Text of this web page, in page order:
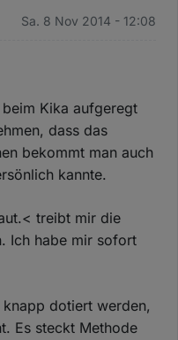
Sa. 8 Nov 2014 - 12:08
Kika aufgeregt
dass das
bekommt man auch
kannte.
treibt mir die
Ich habe mir sofort
dotiert werden,
Es steckt Methode